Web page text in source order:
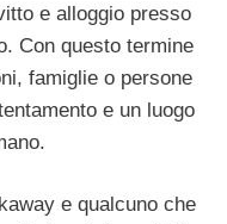
e alloggio presso
Con questo termine
famiglie o persone
e un luogo
e qualcuno che